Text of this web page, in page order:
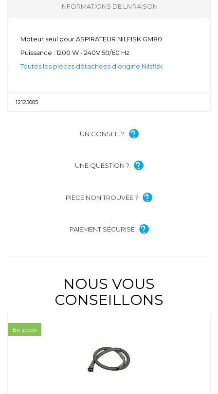
INFORMATIONS DE LIVRAISON
Moteur seul pour ASPIRATEUR NILFISK GM80
Puissance : 1200 W - 240V 50/60 Hz
Toutes les pièces détachées d'origine Nilsfisk
12125005
UN CONSEIL ?
UNE QUESTION ?
PIÈCE NON TROUVÉE ?
PAIEMENT SÉCURISÉ
NOUS VOUS
CONSEILLONS
En stock